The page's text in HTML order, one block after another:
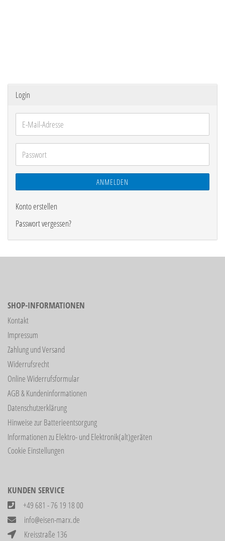
Login
E-
Mail-
Adresse
Passwort
ANMELDEN
Konto erstellen
Passwort vergessen?
SHOP-INFORMATIONEN
Kontakt
Impressum
Zahlung und Versand
Widerrufsrecht
Online Widerrufsformular
AGB & Kundeninformationen
Datenschutzerklärung
Hinweise zur Batterieentsorgung
Informationen zu Elektro- und Elektronik(alt)geräten
Cookie Einstellungen
KUNDEN SERVICE
+49 681 - 76 19 18 00
info@eisen-marx.de
Kreisstraße 136